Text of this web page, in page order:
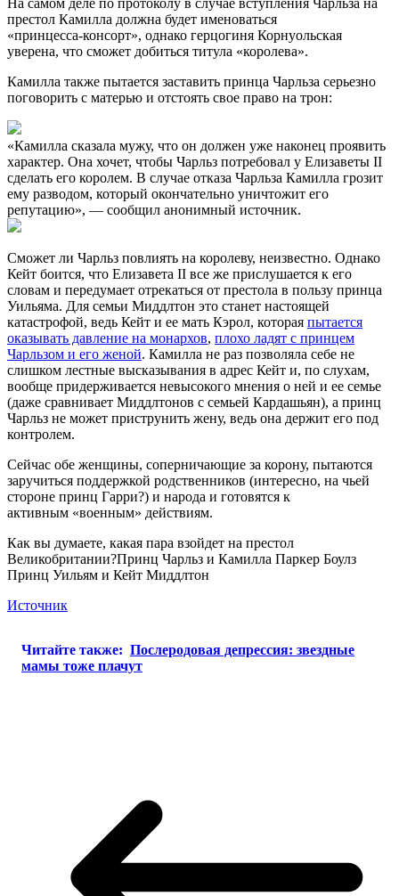
На самом деле по протоколу в случае вступления Чарльза на
престол Камилла должна будет именоваться
«принцесса‑консорт», однако герцогиня Корнуольская
уверена, что сможет добиться титула «королева».
Камилла также пытается заставить принца Чарльза серьезно
поговорить с матерью и отстоять свое право на трон:
«Камилла сказала мужу, что он должен уже наконец проявить
характер. Она хочет, чтобы Чарльз потребовал у Елизаветы II
сделать его королем. В случае отказа Чарльза Камилла грозит
ему разводом, который окончательно уничтожит его
репутацию», — сообщил анонимный источник.
Сможет ли Чарльз повлиять на королеву, неизвестно. Однако
Кейт боится, что Елизавета II все же прислушается к его
словам и передумает отрекаться от престола в пользу принца
Уильяма. Для семьи Миддлтон это станет настоящей
катастрофой, ведь Кейт и ее мать Кэрол, которая пытается
оказывать давление на монархов, плохо ладят с принцем
Чарльзом и его женой. Камилла не раз позволяла себе не
слишком лестные высказывания в адрес Кейт и, по слухам,
вообще придерживается невысокого мнения о ней и ее семье
(даже сравнивает Миддлтонов с семьей Кардашьян), а принц
Чарльз не может приструнить жену, ведь она держит его под
контролем.
Сейчас обе женщины, соперничающие за корону, пытаются
заручиться поддержкой родственников (интересно, на чьей
стороне принц Гарри?) и народа и готовятся к
активным «военным» действиям.
Как вы думаете, какая пара взойдет на престол
Великобритании?Принц Чарльз и Камилла Паркер Боулз
Принц Уильям и Кейт Миддлтон
Источник
Читайте также: Послеродовая депрессия: звездные
мамы тоже плачут